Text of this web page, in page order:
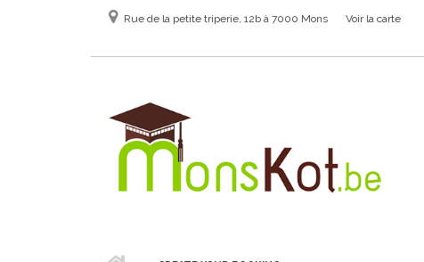
Aller au contenu principal
Rue de la petite triperie, 12b à 7000 Mons Voir la carte